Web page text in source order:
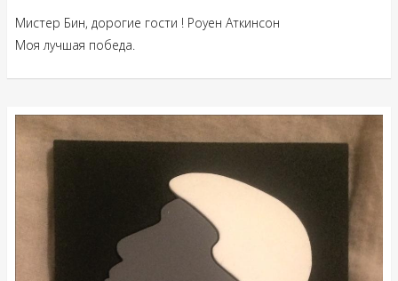
Мистер Бин, дорогие гости ! Роуен Аткинсон
Моя лучшая победа.